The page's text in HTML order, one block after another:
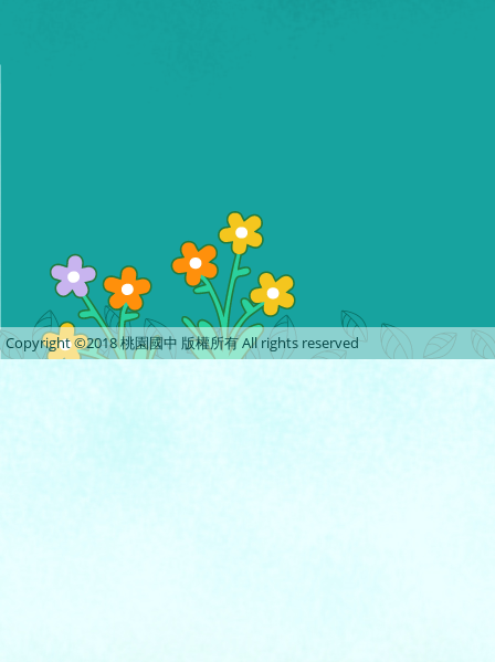
Copyright ©2018 桃園國中 版權所有 All rights reserved